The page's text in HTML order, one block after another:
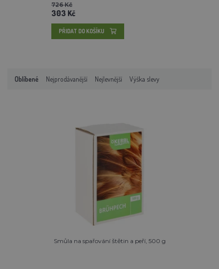
726 Kč
303 Kč
PŘIDAT DO KOŠÍKU
Oblíbené Nejprodávanější Nejlevnější Výška slevy
Smůla na spařování štětin a peří, 500 g